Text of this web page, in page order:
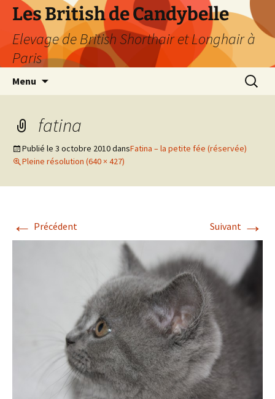
Les British de Candybelle
Elevage de British Shorthair et Longhair à
Paris
Menu
fatina
Publié le 3 octobre 2010dansFatina – la petite fée (réservée)
Pleine résolution (640 × 427)
← Précédent Suivant →